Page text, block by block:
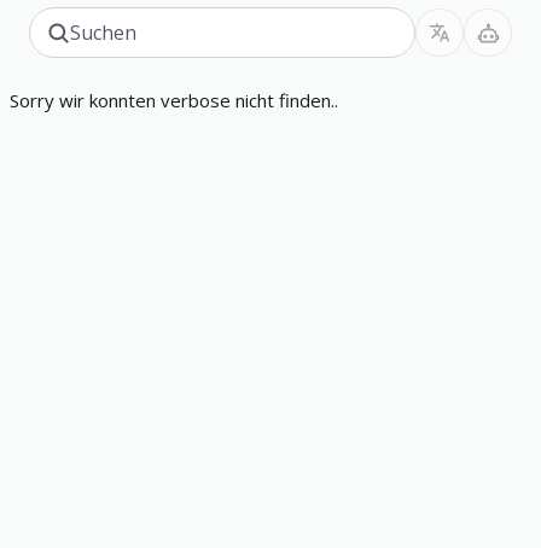
Sorry wir konnten verbose nicht finden..